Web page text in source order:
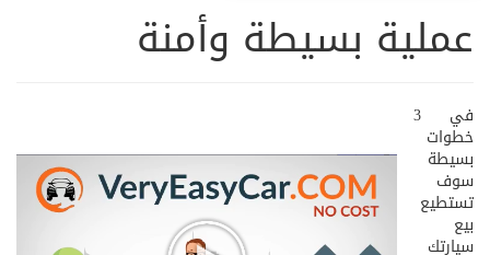
عملية بسيطة وأمنة
في 3
خطوات
بسيطة
سوف
تستطيع
بيع
سيارتك